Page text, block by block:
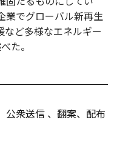
業でグローバル新再生
など多様なエネルギー
た。
公衆送信 、翻案、配布